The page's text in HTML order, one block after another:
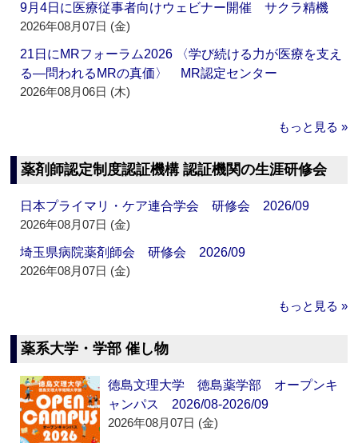
9月4日に医療従事者向けウェビナー開催 サクラ精機
2026年08月07日 (金)
21日にMRフォーラム2026 〈学び続ける力が医療を支え
る―問われるMRの真価〉 MR認定センター
2026年08月06日 (木)
もっと見る »
薬剤師認定制度認証機構 認証機関の生涯研修会
日本プライマリ・ケア連合学会 研修会 2026/09
2026年08月07日 (金)
埼玉県病院薬剤師会 研修会 2026/09
2026年08月07日 (金)
もっと見る »
薬系大学・学部 催し物
徳島文理大学 徳島薬学部 オープンキ
ャンパス 2026/08-2026/09
2026年08月07日 (金)